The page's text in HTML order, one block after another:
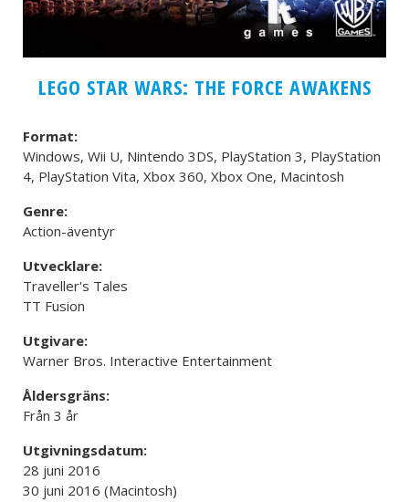
LEGO STAR WARS: THE FORCE AWAKENS
Format:
Windows, Wii U, Nintendo 3DS, PlayStation 3, PlayStation
4, PlayStation Vita, Xbox 360, Xbox One, Macintosh
Genre:
Action-äventyr
Utvecklare:
Traveller's Tales
TT Fusion
Utgivare:
Warner Bros. Interactive Entertainment
Åldersgräns:
Från 3 år
Utgivningsdatum:
28 juni 2016
30 juni 2016 (Macintosh)